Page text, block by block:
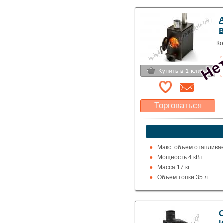
Обогрев: Воздушный
Выход дымохода:
Топливо: Дрова
Шибер (Кагла): Нет
Торговаться
Какая цена Вас
устроит?
Макс. объем
Мощность 4 кВт
Масса 17 кг
Объем топки 35 л